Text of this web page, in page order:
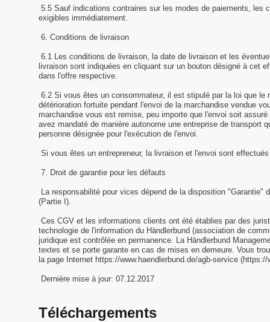
5.5 Sauf indications contraires sur les modes de paiements, les
exigibles immédiatement.
6. Conditions de livraison
6.1 Les conditions de livraison, la date de livraison et les
livraison sont indiquées en cliquant sur un bouton désigné à cet
dans l'offre respective.
6.2 Si vous êtes un consommateur, il est stipulé par la loi que le
détérioration fortuite pendant l'envoi de la marchandise vendue
marchandise vous est remise, peu importe que l'envoi soit
avez mandaté de manière autonome une entreprise de transport
personne désignée pour l'exécution de l'envoi.
Si vous êtes un entrepreneur, la livraison et l'envoi sont
7. Droit de garantie pour les défauts
La responsabilité pour vices dépend de la disposition "Garantie"
(Partie I).
Ces CGV et les informations clients ont été établies par des
technologie de l'information du Händlerbund (association de
juridique est contrôlée en permanence. La Händlerbund
textes et se porte garante en cas de mises en demeure. Vous
la page Internet https://www.haendlerbund.de/agb-service
Dernière mise à jour: 07.12.2017
Téléchargements